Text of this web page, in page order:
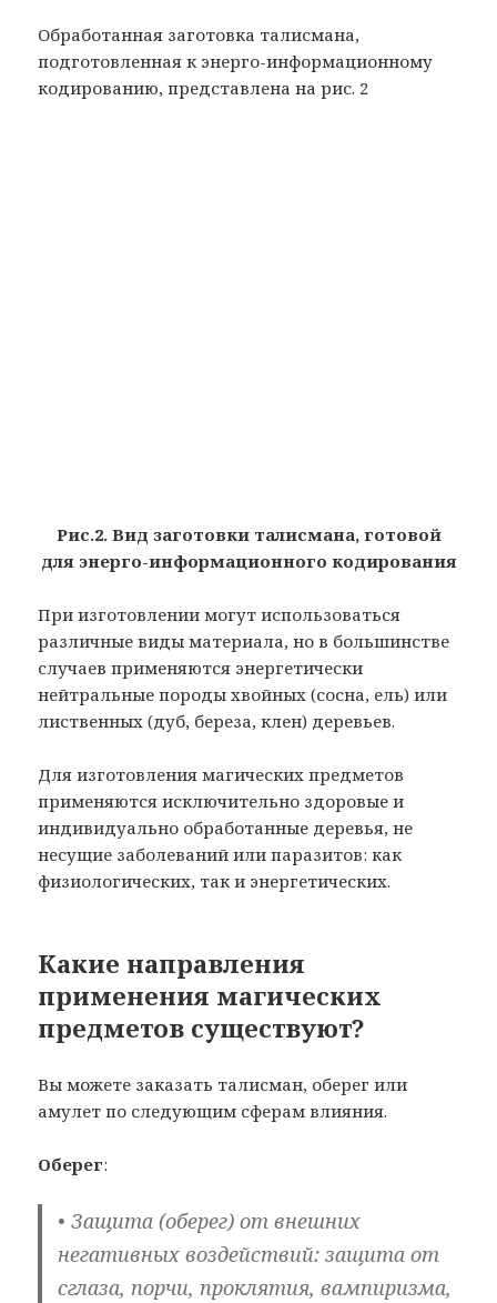
Обработанная заготовка талисмана,
подготовленная к энерго-информационному
кодированию, представлена на рис. 2
Рис.2. Вид заготовки талисмана, готовой
для энерго-информационного кодирования
При изготовлении могут использоваться
различные виды материала, но в большинстве
случаев применяются энергетически
нейтральные породы хвойных (сосна, ель) или
лиственных (дуб, береза, клен) деревьев.
Для изготовления магических предметов
применяются исключительно здоровые и
индивидуально обработанные деревья, не
несущие заболеваний или паразитов: как
физиологических, так и энергетических.
Какие направления
применения магических
предметов существуют?
Вы можете заказать талисман, оберег или
амулет по следующим сферам влияния.
Оберег:
• Защита (оберег) от внешних
негативных воздействий: защита от
сглаза, порчи, проклятия, вампиризма,